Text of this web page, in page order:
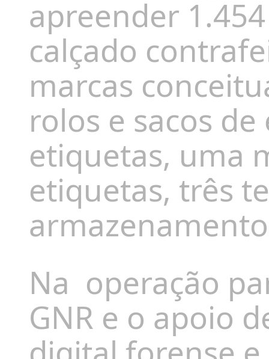
apreender
calçado
marcas
rolos e sacos
etiquetas, uma
etiquetas, três
Na operação
GNR e o apoio